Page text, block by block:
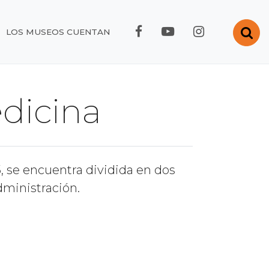
LOS MUSEOS CUENTAN FACEBOOK RMC
YOUTUBE RMC
se encuentra dividida en dos